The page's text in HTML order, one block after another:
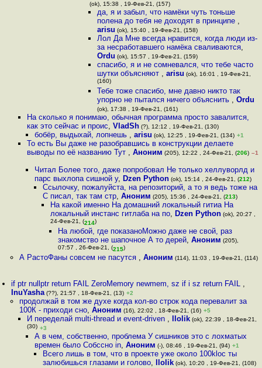
(ok), 15:38 , 19-Фев-21, (157)
да, я и забыл, что намёки чуть тоньше
полена до тебя не доходят в принципе ,
arisu (ok), 15:40 , 19-Фев-21, (158)
Лол Да Мне всегда нравится, когда люди из-
за несработавшего намёка сваливаются,
Ordu (ok), 15:57 , 19-Фев-21, (159)
спасибо, я и не сомневался, что тебе часто
шутки объясняют , arisu (ok), 16:01 , 19-Фев-21,
(160)
Тебе тоже спасибо, мне давно никто так
упорно не пытался ничего объяснить , Ordu
(ok), 17:38 , 19-Фев-21, (161)
На сколько я понимаю, обычная программа просто завалится,
как это сейчас и проис, VladSh(?), 12:12 , 19-Фев-21, (130)
бобёр, выдыхай, лопнешь ,arisu (ok), 12:25 , 19-Фев-21, (134) +1
То есть Вы даже не разобравшись в конструкции делаете
выводы по её названию Тут , Аноним (205), 12:22 , 24-Фев-21, (206) –1
Читал Более того, даже попробовал Не только хеллуворлд и
парс выхлопа сишной у, Dzen Python (ok), 15:14 , 24-Фев-21, (212)
Ссылочку, пожалуйста, на репозиторий, а то я ведь тоже на
C писал, так там стр, Аноним (205), 15:36 , 24-Фев-21, (213)
На какой именно На домашний локальный гитиа На
локальный инстанс гитлаба на по, Dzen Python(ok), 20:27 ,
24-Фев-21, (214)
На любой, где показаноМожно даже не свой, раз
знакомство не шапочное А то дерей,Аноним (205),
07:57 , 26-Фев-21, (215)
А РастоФаны совсем не пасутся , Аноним (114), 11:03 , 19-Фев-21, (114)
if ptr nullptr return FAIL ZeroMemory newmem, sz if i sz return FAIL ,
InuYasha (??), 21:57 , 18-Фев-21, (13) +2
продолжай в том же духе когда кол-во строк кода перевалит за
100К - приходи сно, Аноним (16), 22:02 , 18-Фев-21, (16) +5
И переделай multi-thread и event-driven , llolik(ok), 22:39 , 18-Фев-21,
(30) +3
А в чем, собственно, проблема У сишников это с лохматых
времен было Собссно in,Аноним (-), 08:46 , 19-Фев-21, (94) +1
Всего лишь в том, что в проекте уже около 100kloc ты
залюбишься глазами и голово, llolik(ok), 10:20 , 19-Фев-21, (108)